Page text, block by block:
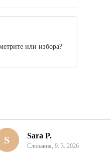
или избора?
S Sara P.
Словакия, 9. 3. 2026